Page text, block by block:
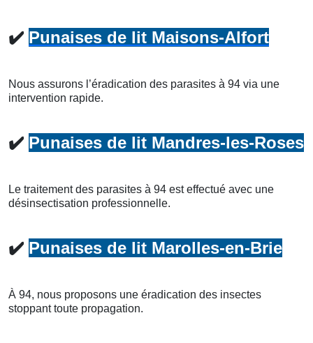
✔️ Punaises de lit Maisons-Alfort
Nous assurons l’éradication des parasites à 94 via une
intervention rapide.
✔️ Punaises de lit Mandres-les-Roses
Le traitement des parasites à 94 est effectué avec une
désinsectisation professionnelle.
✔️ Punaises de lit Marolles-en-Brie
À 94, nous proposons une éradication des insectes
stoppant toute propagation.